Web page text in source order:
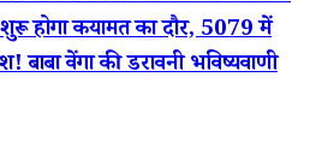
होगा कयामत का दौर, 5079 में
बाबा वेंगा की डरावनी भविष्यवाणी